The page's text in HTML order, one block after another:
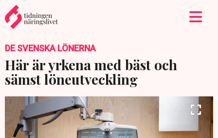
DE SVENSKA LÖNERNA
Här är yrkena med bäst och
sämst löneutveckling